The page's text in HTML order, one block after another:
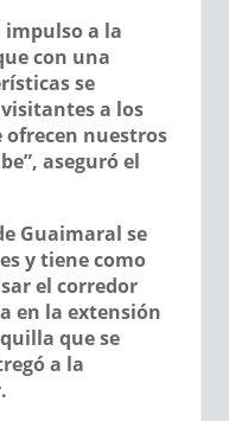
impulso a la
con una
se
a los
ofrecen nuestros
aseguró el
Guaimaral se
y tiene como
el corredor
en la extensión
que se
a la